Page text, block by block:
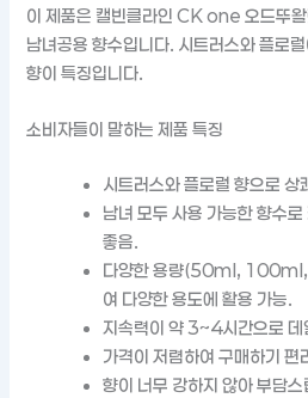
이 제품은 캘빈클라인 CK one 오드뚜
남녀공용 향수입니다. 시트러스와 플로
향이 특징입니다.
소비자들이 말하는 제품 특징
시트러스와 플로럴 향으로 상
남녀 모두 사용 가능한 향수
좋음.
다양한 용량(50ml, 100ml,
여 다양한 용도에 활용 가능.
지속력이 약 3~4시간으로 데
가격이 저렴하여 구매하기 편
향이 너무 강하지 않아 부담